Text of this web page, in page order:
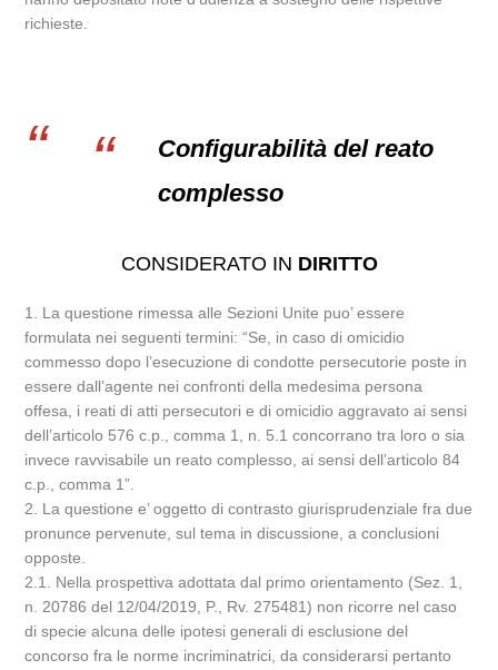
richieste.
Configurabilità del reato
complesso
CONSIDERATO IN DIRITTO
1. La questione rimessa alle Sezioni Unite puo’ essere
formulata nei seguenti termini: “Se, in caso di omicidio
commesso dopo l’esecuzione di condotte persecutorie poste in
essere dall’agente nei confronti della medesima persona
offesa, i reati di atti persecutori e di omicidio aggravato ai sensi
dell’articolo 576 c.p., comma 1, n. 5.1 concorrano tra loro o sia
invece ravvisabile un reato complesso, ai sensi dell’articolo 84
c.p., comma 1”.
2. La questione e’ oggetto di contrasto giurisprudenziale fra due
pronunce pervenute, sul tema in discussione, a conclusioni
opposte.
2.1. Nella prospettiva adottata dal primo orientamento (Sez. 1,
n. 20786 del 12/04/2019, P., Rv. 275481) non ricorre nel caso
di specie alcuna delle ipotesi generali di esclusione del
concorso fra le norme incriminatrici, da considerarsi pertanto